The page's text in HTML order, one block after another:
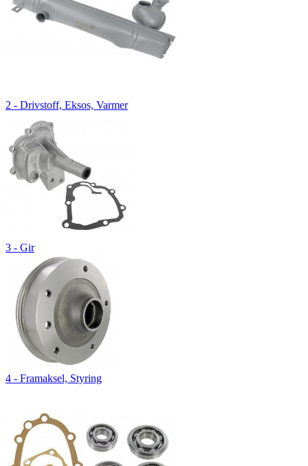
2 - Drivstoff, Eksos, Varmer
3 - Gir
4 - Framaksel, Styring